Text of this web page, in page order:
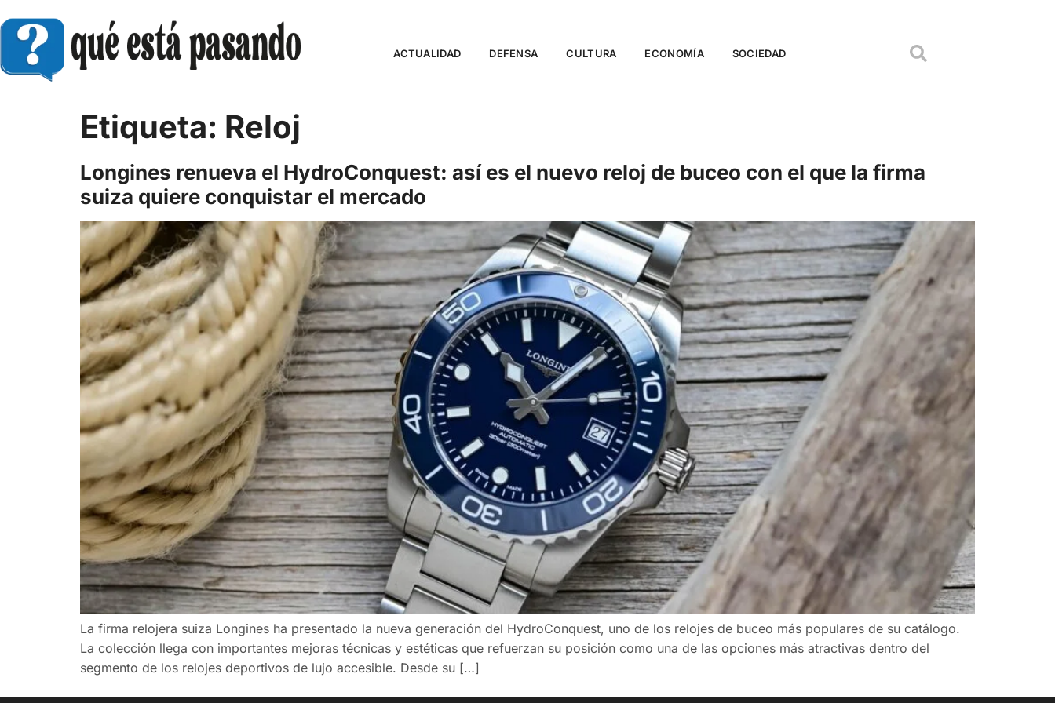
ACTUALIDAD DEFENSA CULTURA ECONOMÍA SOCIEDAD
Etiqueta: Reloj
Longines renueva el HydroConquest: así es el nuevo reloj de buceo con el que la firma
suiza quiere conquistar el mercado
La firma relojera suiza Longines ha presentado la nueva generación del HydroConquest, uno de los relojes de buceo más populares de su catálogo.
La colección llega con importantes mejoras técnicas y estéticas que refuerzan su posición como una de las opciones más atractivas dentro del
segmento de los relojes deportivos de lujo accesible. Desde su […]